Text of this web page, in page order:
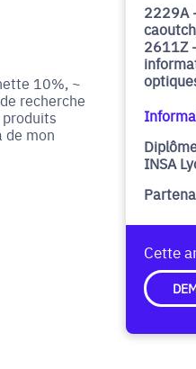
10%, ~
recherche
de mon
2229A
2611Z
INSA
Cette